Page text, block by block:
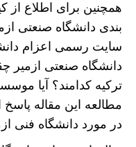
همچنین برای اطلاع از
بندی دانشگاه صنعتی
سایت رسمی اعزام
دانشگاه صنعتی ازمیر
ترکیه کدامند؟ آیا
مطالعه این مقاله
در مورد دانشگاه فنی